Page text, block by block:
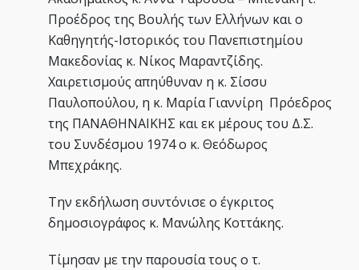
Προέδρος της Βουλής των Ελλήνων και ο
Καθηγητής-Ιστορικός του Πανεπιστημίου
Μακεδονίας κ. Νίκος Μαραντζίδης.
Χαιρετισμούς απηύθυναν η κ. Σίσσυ
Παυλοπούλου, η κ. Μαρία Γιαννίρη Πρόεδρος
της ΠΑΝΑΘΗΝΑΙΚΗΣ και εκ μέρους του Δ.Σ.
του Συνδέσμου 1974 ο κ. Θεόδωρος
Μπεχράκης.
Την εκδήλωση συντόνισε ο έγκριτος
δημοσιογράφος κ. Μανώλης Κοττάκης.
Τίμησαν με την παρουσία τους ο τ.